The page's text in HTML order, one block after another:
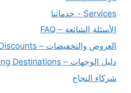
Services - خدماتنا
الأسئلة الشائعة – FAQ
العروض والتخفيضات – Offers & Discounts
دليل الوجهات – Shipping Destinations
شركاء النجاح